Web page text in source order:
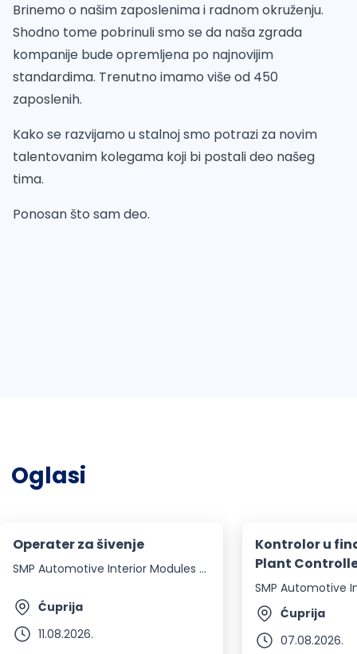
Brinemo o našim zaposlenima i radnom okruženju.
Shodno tome pobrinuli smo se da naša zgrada
kompanije bude opremljena po najnovijim
standardima. Trenutno imamo više od 450
zaposlenih.
Kako se razvijamo u stalnoj smo potrazi za novim
talentovanim kolegama koji bi postali deo našeg
tima.
Ponosan što sam deo.
Oglasi
Operater za šivenje
SMP Automotive Interior Modules d.o.o.
Ćuprija
11.08.2026.
Kontrolor u
Plant
Ćuprija
07.08.2026.